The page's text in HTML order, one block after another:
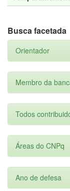
Busca facetada
Orientador
Membro da
Todos
Áreas do CNPq
Ano de defesa